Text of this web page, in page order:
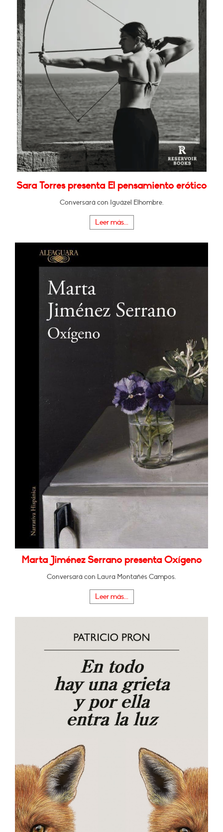
Sara Torres presenta El pensamiento erótico
Conversará con Iguázel Elhombre.
Leer más...
Marta Jiménez Serrano presenta Oxígeno
Conversará con Laura Montañés Campos.
Leer más...